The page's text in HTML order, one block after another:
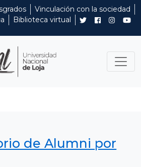
Vinculación con la sociedad
Biblioteca virtual
de Alumni por